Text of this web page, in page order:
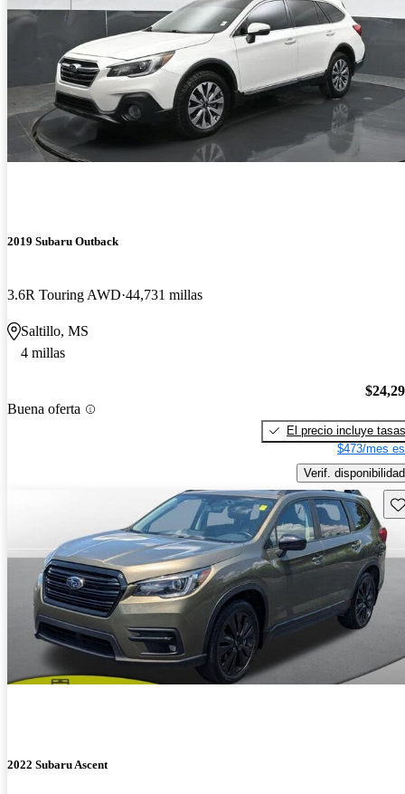
2019 Subaru Outback
3.6R Touring AWD 44,731 millas
Saltillo, MS
4 millas
Buena oferta
El precio incluye tasas
$473/mes
Verif. disponibilidad
2022 Subaru Ascent